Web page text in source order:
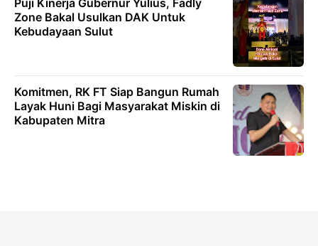
Puji Kinerja Gubernur Yulius, Fadly
Zone Bakal Usulkan DAK Untuk
Kebudayaan Sulut
Komitmen, RK FT Siap Bangun Rumah
Layak Huni Bagi Masyarakat Miskin di
Kabupaten Mitra